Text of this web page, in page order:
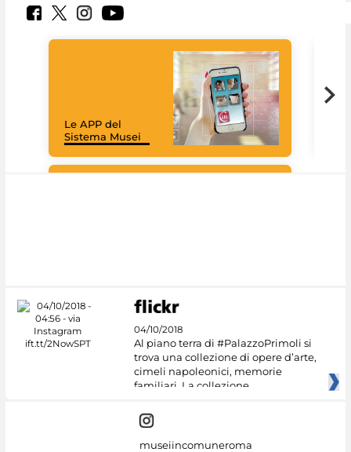
Le APP del
Sistema Musei
04/10/2018
Al piano terra di #PalazzoPrimoli si
trova una collezione di opere d’arte,
cimeli napoleonici, memorie
familiari. La collezione
museiincomuneroma